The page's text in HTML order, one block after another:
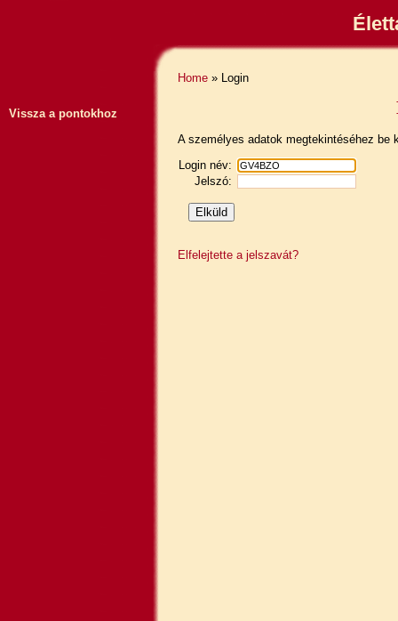
Vissza a pontokhoz
Home » Login
A személyes adatok megtekintéséhez be
Login név:
Jelszó:
Elfelejtette a jelszavát?